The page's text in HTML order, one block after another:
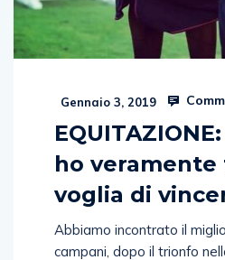
Gennaio 3, 2019
ho veramente
voglia di
Abbiamo incontrato il
campani, dopo il trionfo